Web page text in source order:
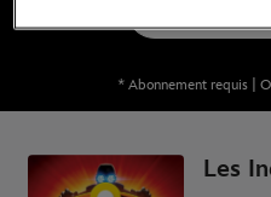
* Abonnement requis |
Les